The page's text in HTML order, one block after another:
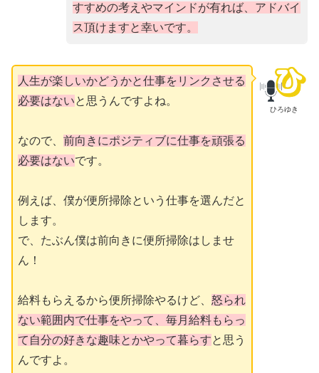
すすめの考えやマインドが有れば、アドバイ
ス頂けますと幸いです。
ひろゆき
人生が楽しいかどうかと仕事をリンクさせる
必要はないと思うんですよね。
なので、 前向きにポジティブに仕事を頑張る
必要はないです。
例えば、僕が便所掃除という仕事を選んだと
します。
で、たぶん僕は前向きに便所掃除はしませ
ん！
給料もらえるから便所掃除やるけど、 怒られ
ない範囲内で仕事をやって、毎月給料もらっ
て自分の好きな趣味とかやって暮らすと思う
んですよ。